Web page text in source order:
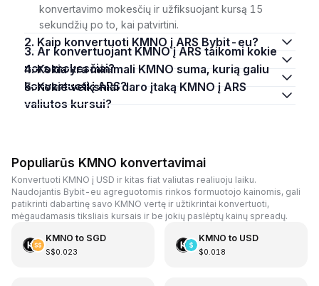
konvertavimo mokesčių ir užfiksuojant kursą 15
sekundžių po to, kai patvirtini.
2. Kaip konvertuoti KMNO į ARS Bybit-eu?
3. Ar konvertuojant KMNO į ARS taikomi kokie
nors mokesčiai?
4. Kokia yra minimali KMNO suma, kurią galiu
konvertuoti į ARS?
5. Kokie veiksniai daro įtaką KMNO į ARS
valiutos kursui?
Populiarūs KMNO konvertavimai
Konvertuoti KMNO į USD ir kitas fiat valiutas realiuoju laiku.
Naudojantis Bybit-eu agreguotomis rinkos formuotojo kainomis, gali
patikrinti dabartinę savo KMNO vertę ir užtikrintai konvertuoti,
mėgaudamasis tiksliais kursais ir be jokių paslėptų kainų spreadų.
KMNO to SGD
S$0.023
KMNO to USD
$0.018